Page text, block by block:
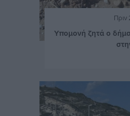
Πριν
Υπομονή ζητά ο